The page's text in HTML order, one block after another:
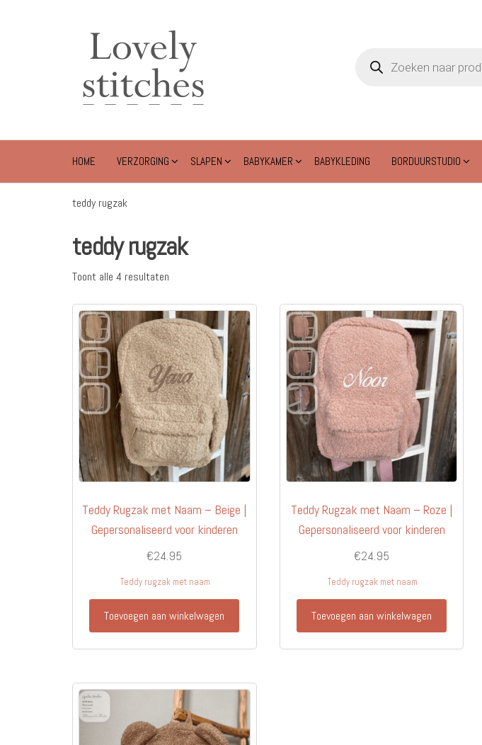
zoeken
HOME VERZORGING SLAPEN BABYKAMER BABYKLEDING BORDUURSTUDIO
teddy rugzak
teddy rugzak
Toont alle 4 resultaten
Teddy Rugzak met Naam – Beige |
Gepersonaliseerd voor kinderen
€24.95
Teddy rugzak met naam
Toevoegen aan winkelwagen
Teddy Rugzak met Naam – Roze |
Gepersonaliseerd voor kinderen
€24.95
Teddy rugzak met naam
Toevoegen aan winkelwagen